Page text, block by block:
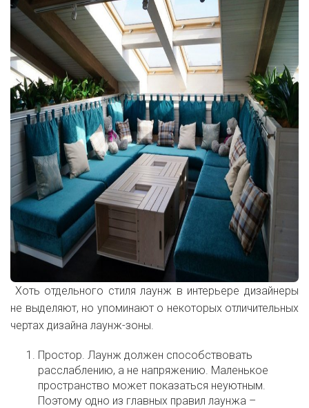
Хоть отдельного стиля лаунж в интерьере дизайнеры
не выделяют, но упоминают о некоторых отличительных
чертах дизайна лаунж-зоны.
Простор. Лаунж должен способствовать
расслаблению, а не напряжению. Маленькое
пространство может показаться неуютным.
Поэтому одно из главных правил лаунжа –